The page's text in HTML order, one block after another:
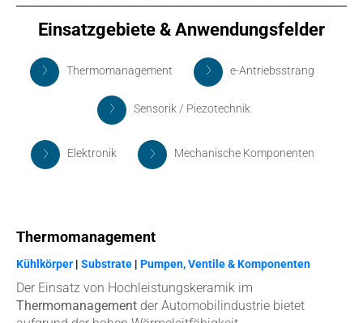
Einsatzgebiete & Anwendungsfelder
Thermomanagement e-Antriebsstrang
Sensorik / Piezotechnik
Elektronik Mechanische Komponenten
Thermomanagement
Kühlkörper | Substrate | Pumpen, Ventile & Komponenten
Der Einsatz von Hochleistungskeramik im
Thermomanagement der Automobilindustrie bietet